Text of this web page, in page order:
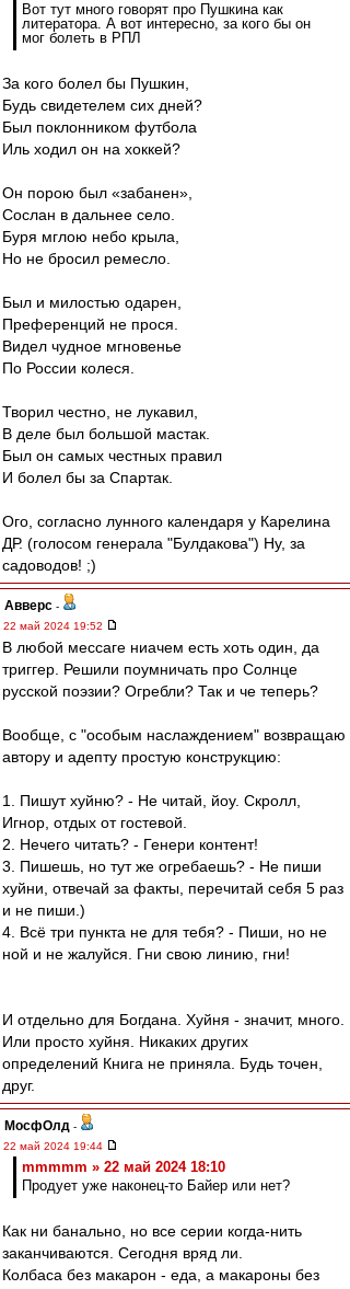
Вот тут много говорят про Пушкина как
литератора. А вот интересно, за кого бы он
мог болеть в РПЛ
За кого болел бы Пушкин,
Будь свидетелем сих дней?
Был поклонником футбола
Иль ходил он на хоккей?
Он порою был «забанен»,
Сослан в дальнее село.
Буря мглою небо крыла,
Но не бросил ремесло.
Был и милостью одарен,
Преференций не прося.
Видел чудное мгновенье
По России колеся.
Творил честно, не лукавил,
В деле был большой мастак.
Был он самых честных правил
И болел бы за Спартак.
Ого, согласно лунного календаря у Карелина
ДР. (голосом генерала "Булдакова") Ну, за
садоводов! ;)
Авверс -
22 май 2024 19:52
В любой мессаге ниачем есть хоть один, да
триггер. Решили поумничать про Солнце
русской поэзии? Огребли? Так и че теперь?
Вообще, с "особым наслаждением" возвращаю
автору и адепту простую конструкцию:
1. Пишут хуйню? - Не читай, йоу. Скролл,
Игнор, отдых от гостевой.
2. Нечего читать? - Генери контент!
3. Пишешь, но тут же огребаешь? - Не пиши
хуйни, отвечай за факты, перечитай себя 5 раз
и не пиши.)
4. Всё три пункта не для тебя? - Пиши, но не
ной и не жалуйся. Гни свою линию, гни!
И отдельно для Богдана. Хуйня - значит, много.
Или просто хуйня. Никаких других
определений Книга не приняла. Будь точен,
друг.
МосфОлд -
22 май 2024 19:44
mmmmm » 22 май 2024 18:10
Продует уже наконец-то Байер или нет?
Как ни банально, но все серии когда-нить
заканчиваются. Сегодня вряд ли.
Колбаса без макарон - еда, а макароны без